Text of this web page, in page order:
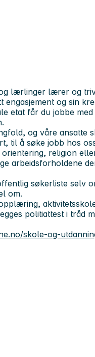
lærlinger lærer og
og sin
etat får du jobbe
og våre ansatte
til å søke jobb hos
religion
arbeidsforholdene
søkerliste selv
om.
politiattest i tråd
skole-og-